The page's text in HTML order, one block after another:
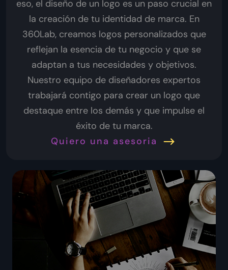
eso, el diseño de un logo es un paso crucial en
la creación de tu identidad de marca. En
360Lab, creamos logos personalizados que
reflejan la esencia de tu negocio y que se
adaptan a tus necesidades y objetivos.
Nuestro equipo de diseñadores expertos
trabajará contigo para crear un logo que
destaque entre los demás y que impulse el
éxito de tu marca.
Quiero una asesoria